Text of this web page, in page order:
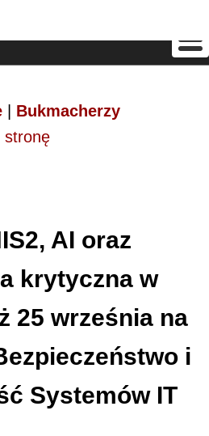
Bukmacherzy
stronę
AI oraz
krytyczna w
25 września na
i
Systemów IT